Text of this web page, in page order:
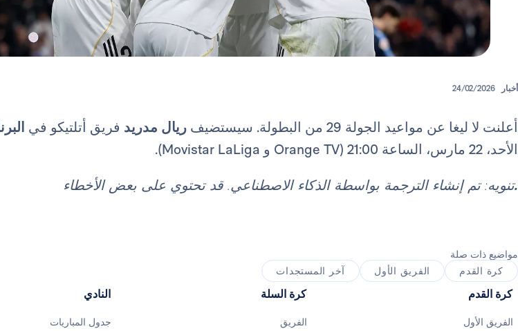
أخبار 24/02/2026
أعلنت لا ليغا عن مواعيد الجولة 29 من البطولة. سيستضيف ريال مدريد فريق أتلتيكو في
الأحد، 22 مارس، الساعة 21:00 (Orange TV و Movistar LaLiga).
.تنويه: تم إنشاء الترجمة بواسطة الذكاء الاصطناعي. قد تحتوي على بعض الأخطاء
مواضيع ذات صلة
كرة القدم
الفريق الأول آخر المستجدات
كرة القدم
الفريق الأول
كرة السلة
الفريق
النادي
جدول المباريات